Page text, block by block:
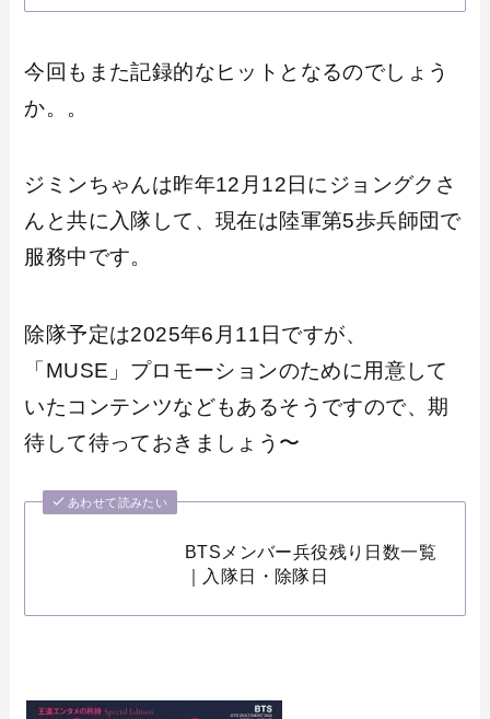
今回もまた記録的なヒットとなるのでしょう
か。。
ジミンちゃんは昨年12月12日にジョングクさ
んと共に入隊して、現在は陸軍第5歩兵師団で
服務中です。
除隊予定は2025年6月11日ですが、
「MUSE」プロモーションのために用意して
いたコンテンツなどもあるそうですので、期
待して待っておきましょう〜
あわせて読みたい
BTSメンバー兵役残り日数一覧
｜入隊日・除隊日